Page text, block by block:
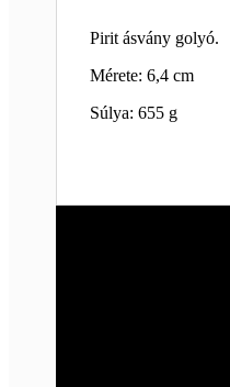
Pirit ásvány golyó.
Mérete: 6,4 cm
Súlya: 655 g